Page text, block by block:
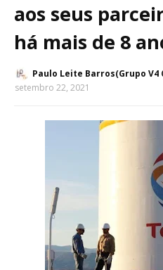
aos seus
há mais de 8
Paulo Leite Barros(Grupo V4
setembro 22, 2021